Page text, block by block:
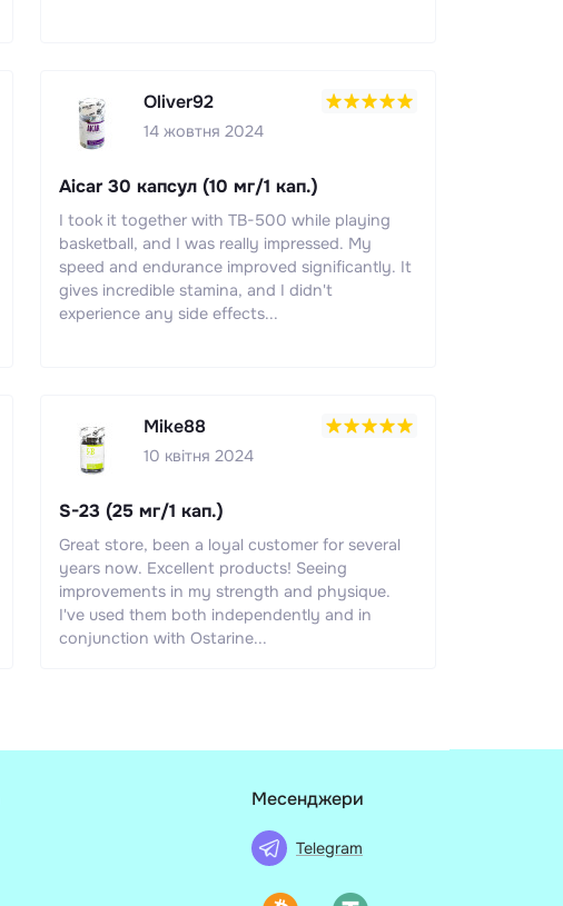
Oliver92
14 жовтня 2024
Aicar 30 капсул (10 мг/1 кап.)
I took it together with TB-500 while playing
basketball, and I was really impressed. My
speed and endurance improved significantly. It
gives incredible stamina, and I didn't
experience any side effects...
Mike88
10 квітня 2024
S-23 (25 мг/1 кап.)
Great store, been a loyal customer for several
years now. Excellent products! Seeing
improvements in my strength and physique.
I've used them both independently and in
conjunction with Ostarine...
Месенджери
Telegram